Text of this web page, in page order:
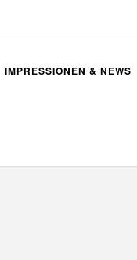
IMPRESSIONEN & NEWS